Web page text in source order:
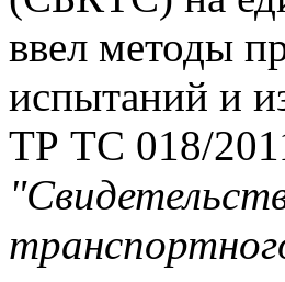
ввел методы
испытаний и
ТР ТС 018/